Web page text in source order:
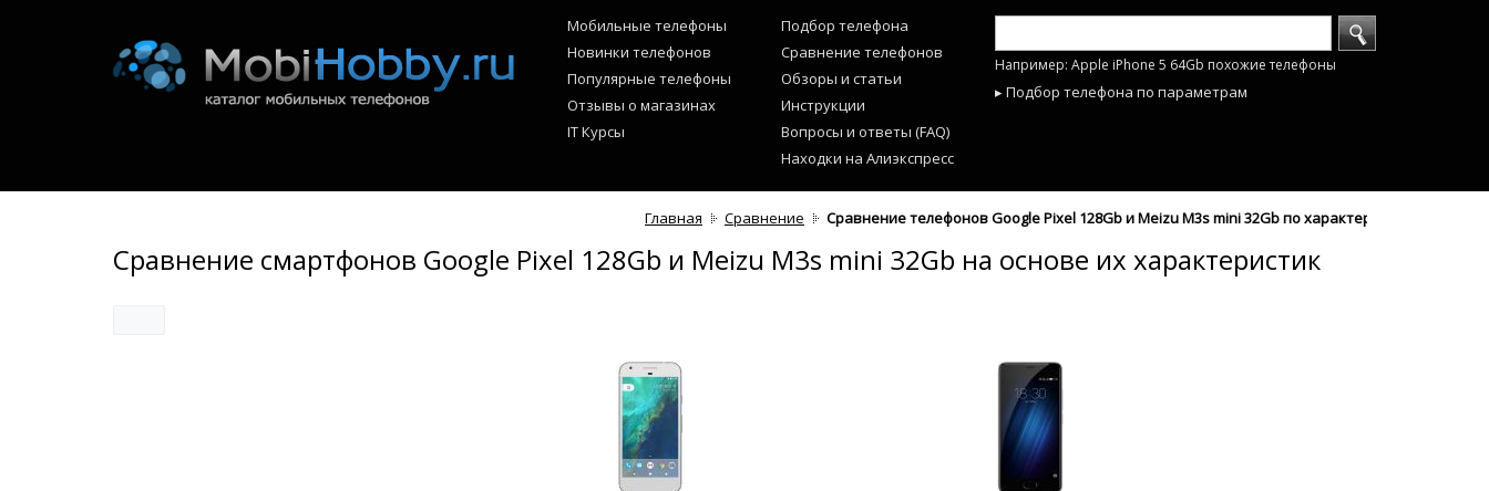
Мобильные телефоны
Новинки телефонов
Популярные телефоны
Отзывы о магазинах
IT Курсы
Подбор телефона
Сравнение телефонов
Обзоры и статьи
Инструкции
Вопросы и ответы (FAQ)
Находки на Алиэкспресс
Например: Apple iPhone 5 64Gb похожие телефоны
▸ Подбор телефона по параметрам
Главная Сравнение Сравнение телефонов Google Pixel 128Gb и Meizu M3s mini 32Gb по характеристикам -
Сравнение смартфонов Google Pixel 128Gb и Meizu M3s mini 32Gb на основе их характеристик